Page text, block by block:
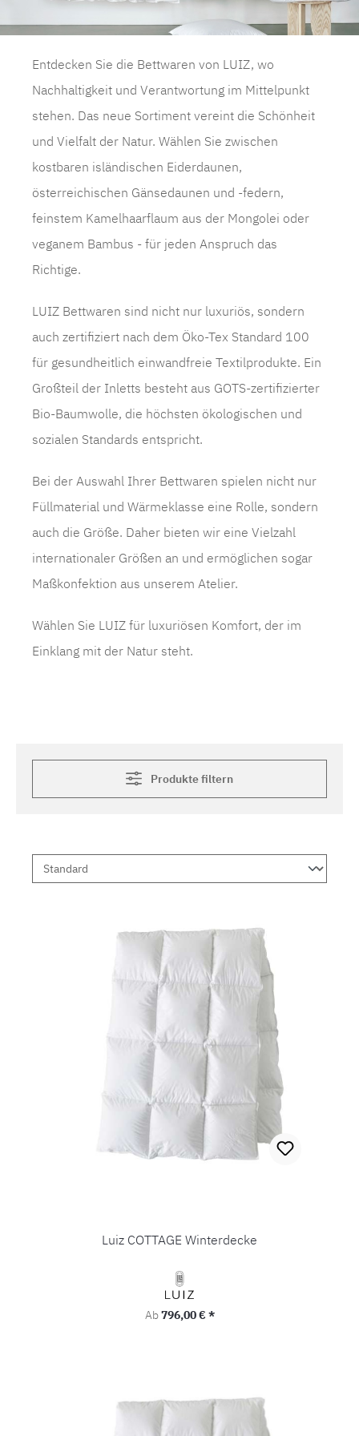
Entdecken Sie die Bettwaren von LUIZ, wo
Nachhaltigkeit und Verantwortung im Mittelpunkt
stehen. Das neue Sortiment vereint die Schönheit
und Vielfalt der Natur. Wählen Sie zwischen
kostbaren isländischen Eiderdaunen,
österreichischen Gänsedaunen und -federn,
feinstem Kamelhaarflaum aus der Mongolei oder
veganem Bambus - für jeden Anspruch das
Richtige.
LUIZ Bettwaren sind nicht nur luxuriös, sondern
auch zertifiziert nach dem Öko-Tex Standard 100
für gesundheitlich einwandfreie Textilprodukte. Ein
Großteil der Inletts besteht aus GOTS-zertifizierter
Bio-Baumwolle, die höchsten ökologischen und
sozialen Standards entspricht.
Bei der Auswahl Ihrer Bettwaren spielen nicht nur
Füllmaterial und Wärmeklasse eine Rolle, sondern
auch die Größe. Daher bieten wir eine Vielzahl
internationaler Größen an und ermöglichen sogar
Maßkonfektion aus unserem Atelier.
Wählen Sie LUIZ für luxuriösen Komfort, der im
Einklang mit der Natur steht.
Produkte filtern
Luiz COTTAGE Winterdecke
Regulärer Preis:
Ab796,00 € *